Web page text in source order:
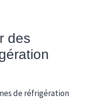
des
de réfrigération